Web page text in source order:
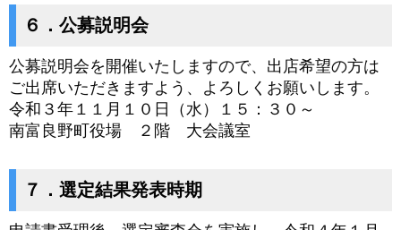
６．公募説明会
公募説明会を開催いたしますので、出店希望の方は
ご出席いただきますよう、よろしくお願いします。
令和３年１１月１０日（水）１５：３０～
南富良野町役場 ２階 大会議室
７．選定結果発表時期